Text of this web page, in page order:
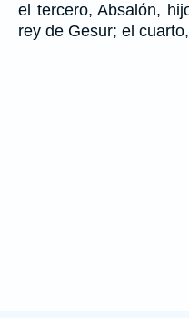
el tercero, Absalón,
rey de Gesur; el